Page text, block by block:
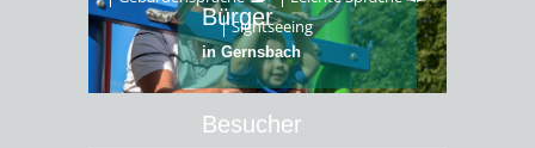
Sightseeing
Bürger
in Gernsbach
Besucher